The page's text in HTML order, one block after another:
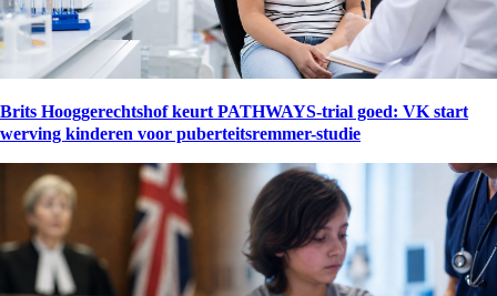
Brits Hooggerechtshof keurt PATHWAYS-trial goed: VK start
werving kinderen voor puberteitsremmer-studie